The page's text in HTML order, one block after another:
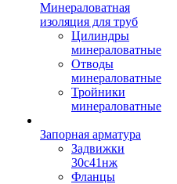
Минераловатная
изоляция для труб
Цилиндры
минераловатные
Отводы
минераловатные
Тройники
минераловатные
Запорная арматура
Задвижки
30с41нж
Фланцы